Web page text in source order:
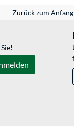
Zurück zum Anfang